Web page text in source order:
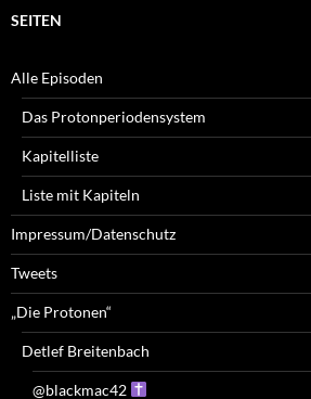
SEITEN
Alle Episoden
Das Protonperiodensystem
Kapitelliste
Liste mit Kapiteln
Impressum/Datenschutz
Tweets
„Die Protonen“
Detlef Breitenbach
@blackmac42